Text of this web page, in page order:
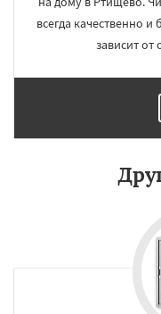
всегда качественно
зависит